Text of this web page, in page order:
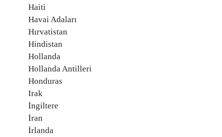
Haiti
Havai Adaları
Hırvatistan
Hindistan
Hollanda
Hollanda Antilleri
Honduras
Irak
İngiltere
İran
İrlanda